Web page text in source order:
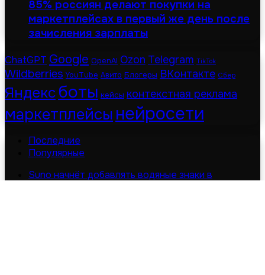
85% россиян делают покупки на
маркетплейсах в первый же день после
зачисления зарплаты
ChatGPT Google OpenAI Ozon Telegram TikTok
Wildberries YouTube Авито Блогеры ВКонтакте Сбер
Яндексботы кейсы контекстная реклама
маркетплейсы нейросети
Последние
Популярные
Suno начнёт добавлять водяные знаки в